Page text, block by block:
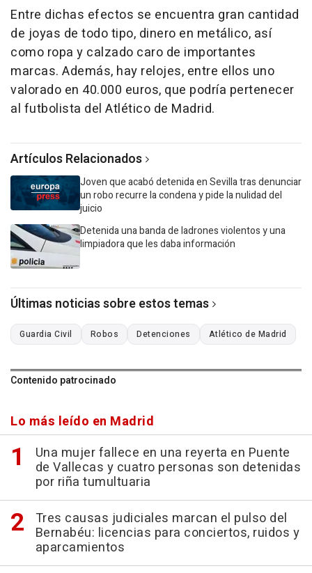
Entre dichas efectos se encuentra gran cantidad
de joyas de todo tipo, dinero en metálico, así
como ropa y calzado caro de importantes
marcas. Además, hay relojes, entre ellos uno
valorado en 40.000 euros, que podría pertenecer
al futbolista del Atlético de Madrid.
Artículos Relacionados
Joven que acabó detenida en Sevilla tras denunciar
un robo recurre la condena y pide la nulidad del
juicio
Detenida una banda de ladrones violentos y una
limpiadora que les daba información
Últimas noticias sobre estos temas
Guardia Civil Robos Detenciones Atlético de Madrid
Contenido patrocinado
Lo más leído en Madrid
Una mujer fallece en una reyerta en Puente
de Vallecas y cuatro personas son detenidas
por riña tumultuaria
Tres causas judiciales marcan el pulso del
Bernabéu: licencias para conciertos, ruidos y
aparcamientos